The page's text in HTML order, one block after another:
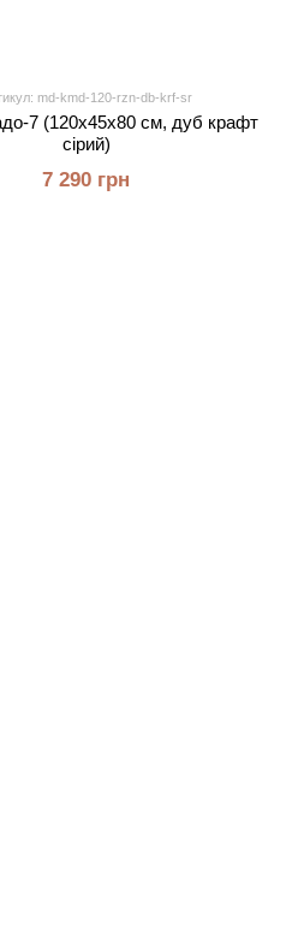
md-kmd-120-rzn-db-krf-sr
7 (120х45х80 см, дуб крафт
сірий)
7 290 грн